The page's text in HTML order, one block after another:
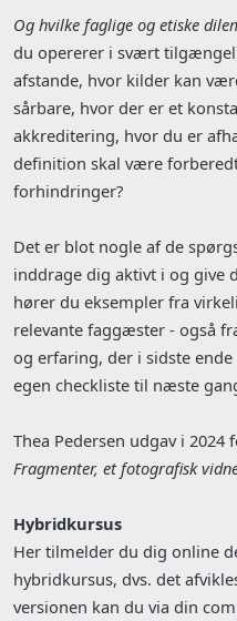
Og hvilke faglige og etiske
du opererer i svært
afstande, hvor kilder kan
sårbare, hvor der er et
akkreditering, hvor du er
definition skal være
forhindringer?
Det er blot nogle af de
inddrage dig aktivt i og give
hører du eksempler fra
relevante faggæster - også
og erfaring, der i sidste
egen checkliste til næste
Thea Pedersen udgav i 2024
Fragmenter, et fotografisk
Hybridkursus
Her tilmelder du dig online
hybridkursus, dvs. det
versionen kan du via din